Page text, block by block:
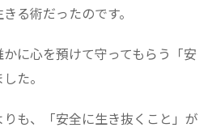
る術だったのです。
に心を預けて守ってもらう「安
た。
も、「安全に生き抜くこと」が